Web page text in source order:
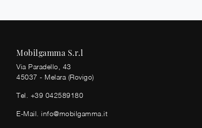
Mobilgamma S.r.l
Via Paradello, 43
45037 - Melara (Rovigo)
Tel. +39 042589180
E-Mail. info@mobilgamma.it